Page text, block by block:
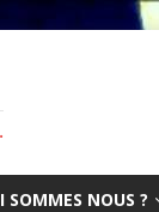
SOMMES NOUS ?